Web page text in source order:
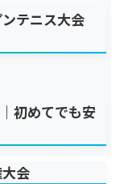
テニス大会
初めてでも安
会